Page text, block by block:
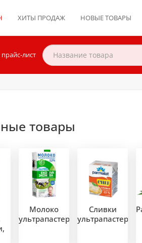
ХИТЫ ПРОДАЖ НОВЫЕ ТОВАРЫ
лист
товары
Молоко
ультрапастеризованное
Сливки